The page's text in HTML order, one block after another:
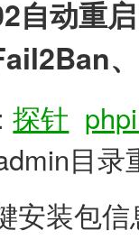
自动重
探针
目
安装包